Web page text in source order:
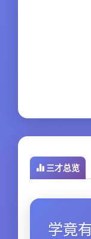
三才总览
学竟